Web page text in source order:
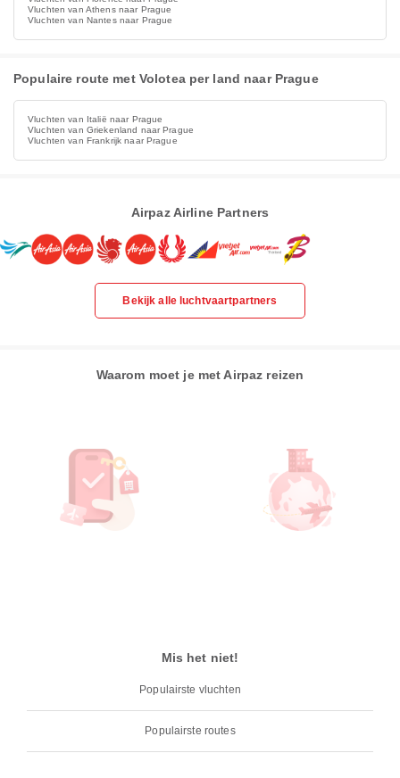
Vluchten van Athens naar Prague
Vluchten van Nantes naar Prague
Populaire route met Volotea per land naar Prague
Vluchten van Italië naar Prague
Vluchten van Griekenland naar Prague
Vluchten van Frankrijk naar Prague
Airpaz Airline Partners
Bekijk alle luchtvaartpartners
Waarom moet je met Airpaz reizen
Mis het niet!
Populairste vluchten
Populairste routes